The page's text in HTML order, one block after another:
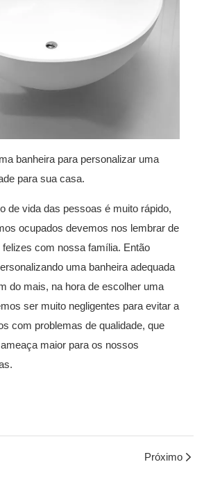
banheira para personalizar uma
para sua casa.
de vida das pessoas é muito rápido,
ocupados devemos nos lembrar de
com nossa família. Então
uma banheira adequada
do mais, na hora de escolher uma
ser muito negligentes para evitar a
com problemas de qualidade, que
maior para os nossos
Próximo